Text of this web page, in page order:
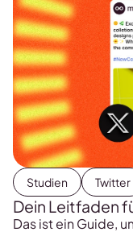
Studien Twitter
Dein Leitfaden
Das ist ein Guide,